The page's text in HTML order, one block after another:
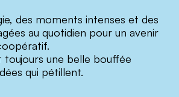
des moments intenses et des
au quotidien pour un avenir
une belle bouffée
qui pétillent.